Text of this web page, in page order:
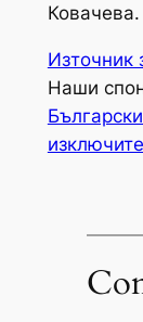
Ковачева.
Източник
Наши